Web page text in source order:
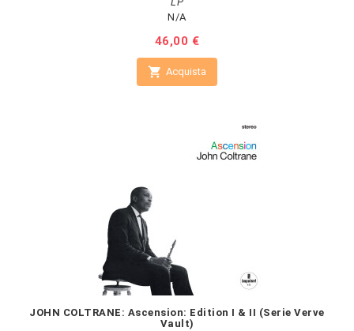
N/A
Prezzo
46,00 €
 Acquista
JOHN COLTRANE: Ascension: Edition I & II (Serie Verve
Vault)